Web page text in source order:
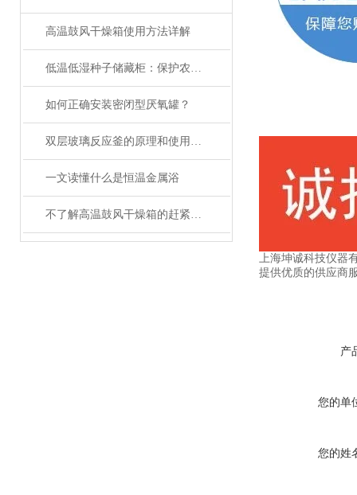
高温鼓风干燥箱使用方法详解
低温低湿种子储藏柜：保护农业未来的关键设备
如何正确安装密闭型厌氧罐？
双层玻璃反应釜的原理和使用说明
一文读懂什么是恒温金属浴
不了解高温鼓风干燥箱的赶紧往这边看了
上海坤诚科技仪器
提供优质的供应商
产
您的单
您的姓